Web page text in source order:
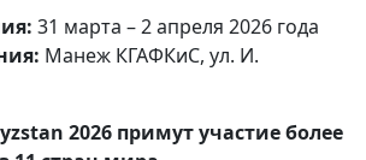
31 марта – 2 апреля 2026 года
Манеж КГАФКиС, ул. И.
2026 примут участие более